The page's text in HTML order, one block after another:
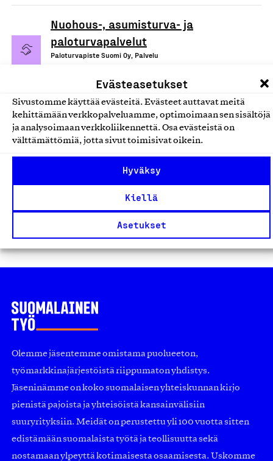
Evästeasetukset
Sivustomme käyttää evästeitä. Evästeet auttavat meitä
kehittämään verkkopalveluamme, optimoimaan sen sisältöjä
ja analysoimaan verkkoliikennettä. Osa evästeistä on
välttämättömiä, jotta sivut toimisivat oikein.
Hyväksy
Kiellä
Asetukset
Nuohous-, asumisturva- ja
paloturvapalvelut
Paloturvapiste Suomi Oy, Palvelu
Yksityiset turvallisuuspalvelut
Vartioimisliike P. Heinonen Oy, Palvelu
Yksityiset turvallisuuspalvelut
Ab Axia Security Services Oy, Palvelu
Turvallisuus- ja tietoturvapalvelut
Olemme jäsentemme omistama puolueeton,
työmarkkinajärjestöistä riippumaton yhdistys.
Jäseninämme on koko suomalaisen yhteiskunnan kirjo
pienistä pajoista ja yhteisöistä kansainvälisiin
suuryrityksiin. Meidät on perustettu yli 100 vuotta sitten
edistämään suomalaista työtä ja teollisuutta sekä
nostamaan ylpeyttä kotimaisesta osaamisesta. Uskomme